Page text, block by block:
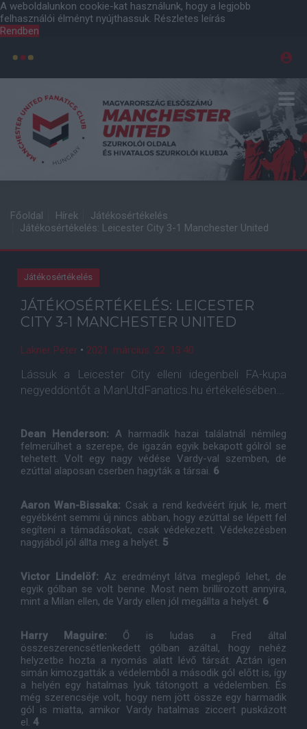
A weboldalunkon cookie-kat használunk, hogy a legjobb
felhasználói élményt nyújthassuk. Részletes leírás
Rendben
Főoldal Hírek
Játékosértékelés
Játékosértékelés: Leicester City 3-1 Manchester United
Játékosértékelés
JÁTÉKOSÉRTÉKELÉS: LEICESTER
CITY 3-1 MANCHESTER UNITED
Lakner Péter • 2021. március. 22. 13:40
Lássuk a Leicester City elleni idegenbeli FA-kupa
negyeddöntőt a ManUtdFanatics.hu értékelésében...
Dean Henderson: A harmadik hazai találatnál némileg
felmerülhet a szerepe, de igazán egyik bekapott gólról se
tehetett. Volt egy nagy védése Vardy-val szemben, de
ezúttal alaposan cserben hagyták a társai. 6
Aaron Wan-Bissaka: Csak a rend kedvéért írjuk le, mert
egyébként semmi új nincs abban, hogy ezúttal se lépett fel
segíteni a támadásokat, csak védekezett. Védekezésben
nagyjából jól állta meg a helyét. 5
Victor Lindelöf: Az eredményt látva meglepő lehet, de
egyik gólban se volt benne. Most nem brillírozott annyira,
mint a Milan ellen, de Vardy ellen jól megállta a helyét. 6
Harry Maguire: Ő is ludas a Fred által
összeszerencsétlenkedett gólban azáltal, hogy nehéz
helyzetbe hozta a nyomás alatt lévő társát. Aztán igen
simán kimozgatták a védelemből a második gól előtt is, így
a helyén egy hatalmas lyuk tátongott a védelemben. És
még szerencséje volt, hogy nem jött össze egy harmadik
gól is miatta, amikor Vardy hatalmas ziccert puskázott
el. 4